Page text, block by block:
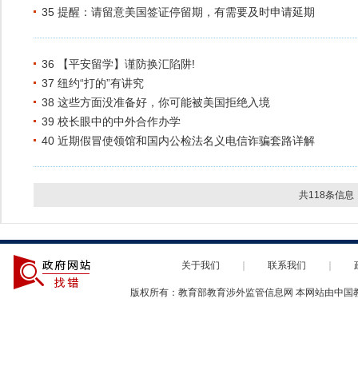
35 提醒：请留意美国签证停留期，有需要及时申请延期
36 【平安留学】谨防换汇陷阱!
37 纽约“打的”有讲究
38 这些方面没准备好，你可能被美国拒绝入境
39 校长眼中的中外合作办学
40 近期假冒使领馆和国内公检法名义电信诈骗套路详解
共118条信息
关于我们 联系我们
版权所有：教育部教育涉外监管信息网 本网站由中